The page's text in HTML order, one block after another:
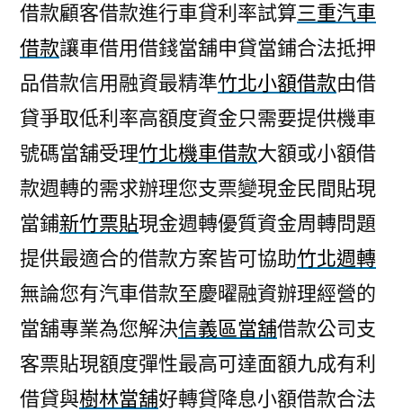
借款顧客借款進行車貸利率試算三重汽車
借款讓車借用借錢當舖申貸當鋪合法抵押
品借款信用融資最精準竹北小額借款由借
貸爭取低利率高額度資金只需要提供機車
號碼當舖受理竹北機車借款大額或小額借
款週轉的需求辦理您支票變現金民間貼現
當鋪新竹票貼現金週轉優質資金周轉問題
提供最適合的借款方案皆可協助竹北週轉
無論您有汽車借款至慶曜融資辦理經營的
當舖專業為您解決信義區當舖借款公司支
客票貼現額度彈性最高可達面額九成有利
借貸與樹林當舖好轉貸降息小額借款合法